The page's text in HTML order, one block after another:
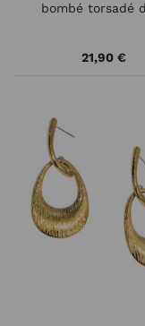
bombé torsadé
21,90 €